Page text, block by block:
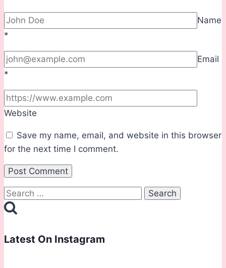
Name
*
Email
*
Website
Save my name, email, and website in this browser
for the next time I comment.
Search
for:
Latest On Instagram